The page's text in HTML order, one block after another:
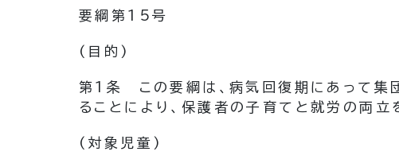
要綱第15号
(目的)
第1条
この要綱は、病気回復期にあって
ることにより、保護者の子育てと就労の両
(対象児童)